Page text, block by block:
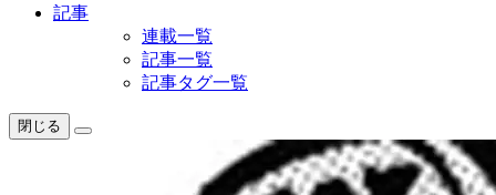
記事
連載一覧
記事一覧
記事タグ一覧
閉じる